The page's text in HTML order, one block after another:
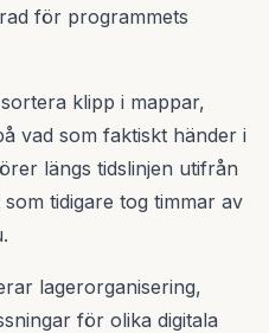
för programmets
klipp i mappar,
vad som faktiskt händer i
längs tidslinjen utifrån
tidigare tog timmar av
lagerorganisering,
för olika digitala